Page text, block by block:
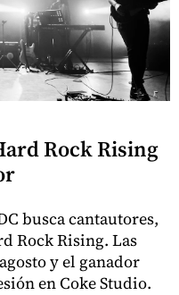
Rock Rising
busca cantautores,
Rock Rising. Las
y el ganador
en Coke Studio.